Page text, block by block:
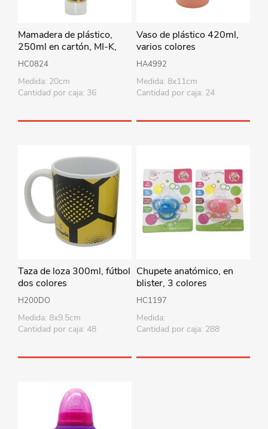
Mamadera de plástico,
250ml en cartón, MI-K,
varios diseños
HC0824
Medida: 20cm
Cantidad por caja: 36
Vaso de plástico 420ml,
varios colores
HA4992
Medida: 8x11cm
Cantidad por caja: 24
Taza de loza 300ml, fútbol
dos colores
H200DO
Medida: 8x9.5cm
Cantidad por caja: 48
Chupete anatómico, en
blister, 3 colores
HC1197
Medida:
Cantidad por caja: 288